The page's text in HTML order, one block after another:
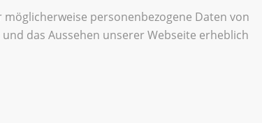
personenbezogene Daten von
das Aussehen unserer Webseite erheblich